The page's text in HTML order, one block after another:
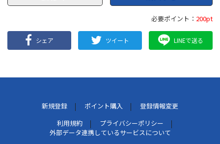
必要ポイント： 200pt
シェア ツイート LINEで送る
新規登録 ポイント購入
登録情報変更
利用規約
プライバシーポリシー
外部データ連携しているサービスについて